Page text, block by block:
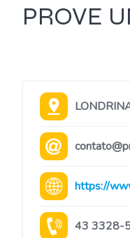
PROVE
https://
43 3328-